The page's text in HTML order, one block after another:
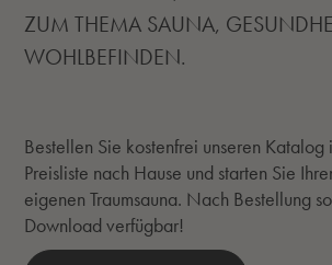
ZUM THEMA SAUNA,
WOHLBEFINDEN.
Bestellen Sie kostenfrei unseren Katalog
Preisliste nach Hause und starten Sie
eigenen Traumsauna. Nach Bestellung
Download verfügbar!